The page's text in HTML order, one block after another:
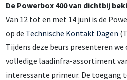
De Powerbox 400 van dichtbij
Van 12 tot en met 14 juni is de
op de Technische Kontakt Dagen
Tijdens deze beurs presenteren
volledige laadinfra-assortiment
interessante primeur. De toegang